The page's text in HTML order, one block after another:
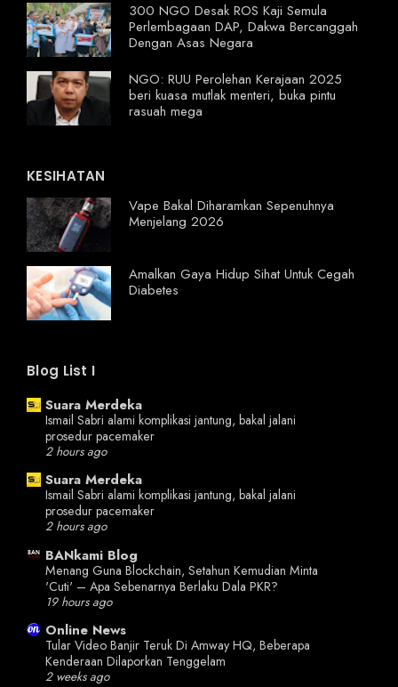
300 NGO Desak ROS Kaji Semula
Perlembagaan DAP, Dakwa Bercanggah
Dengan Asas Negara
NGO: RUU Perolehan Kerajaan 2025
beri kuasa mutlak menteri, buka pintu
rasuah mega
KESIHATAN
Vape Bakal Diharamkan Sepenuhnya
Menjelang 2026
Amalkan Gaya Hidup Sihat Untuk Cegah
Diabetes
Blog List I
Suara Merdeka
Ismail Sabri alami komplikasi jantung, bakal jalani
prosedur pacemaker
2 hours ago
Suara Merdeka
Ismail Sabri alami komplikasi jantung, bakal jalani
prosedur pacemaker
2 hours ago
BANkami Blog
Menang Guna Blockchain, Setahun Kemudian Minta
'Cuti' – Apa Sebenarnya Berlaku Dala PKR?
19 hours ago
Online News
Tular Video Banjir Teruk Di Amway HQ, Beberapa
Kenderaan Dilaporkan Tenggelam
2 weeks ago